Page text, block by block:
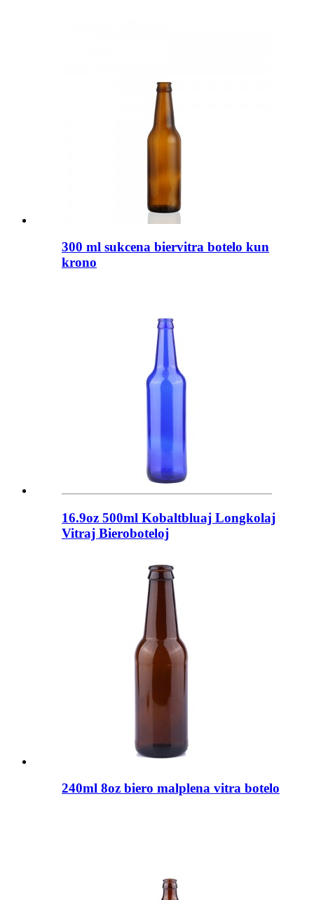
300 ml sukcena biervitra botelo kun
krono
16.9oz 500ml Kobaltbluaj Longkolaj
Vitraj Bieroboteloj
240ml 8oz biero malplena vitra botelo